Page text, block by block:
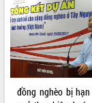
trong hành trình
Lắk
Đắk Lắk nâng cao
Đảng từ Sổ tay đảng
Đắk Lắk đẩy mạnh nuôi
nghệ, hướng tới phát
bền vững
đồng nghèo bị